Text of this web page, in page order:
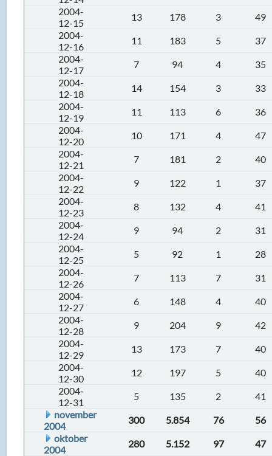
2004-
12-15
13 178 3
49
2004-
12-16
11 183 5
37
2004-
12-17
7 94 4
35
2004-
12-18
14 154 3
33
2004-
12-19
11 113 6
36
2004-
12-20
10 171 4
47
2004-
12-21
7 181 2
40
2004-
12-22
9 122 1
37
2004-
12-23
8 132 4
41
2004-
12-24
9 94 2
31
2004-
12-25
5 92 1
28
2004-
12-26
7 113 7
31
2004-
12-27
6 148 4
40
2004-
12-28
9 204 9
42
2004-
12-29
13 173 7
40
2004-
12-30
12 197 5
40
2004-
12-31
5 135 2
41
november
2004
300 5.854 76
56
oktober
2004
280 5.152 97 47